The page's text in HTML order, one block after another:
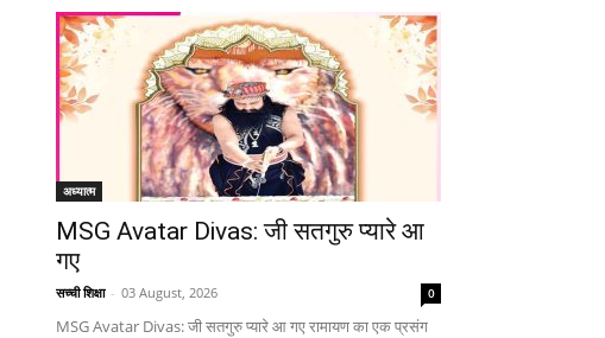
अध्यात्म
MSG Avatar Divas: जी सतगुरु प्यारे आ
गए
सच्ची शिक्षा - 03 August, 2026 0
MSG Avatar Divas: जी सतगुरु प्यारे आ गए रामायण का एक प्रसंग